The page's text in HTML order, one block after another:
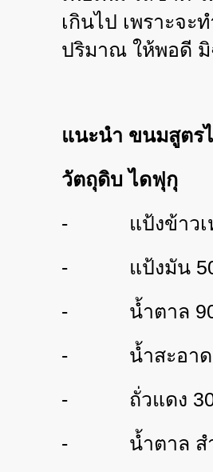
เกินไป เพราะจ
ปริมาณ ให้พอดี มิ
แนะนำ ขนมสูตร
วัตถุดิบ ไดฟุกุ
- แป้งข้าว
- แป้งมัน
- น้ำตาล
- น้ำสะอาด
- ถั่วแดง
- น้ำตาล ส